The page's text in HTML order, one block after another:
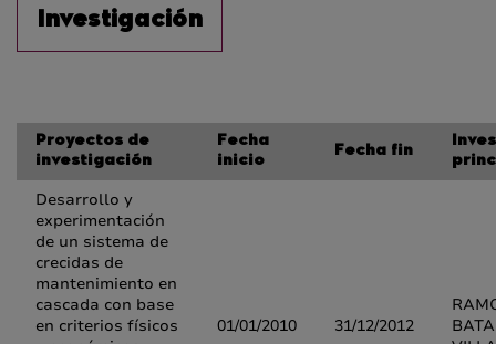
Investigación
Proyectos de
investigación
Fecha
inicio
Fecha fin
Desarrollo y
experimentación
de un sistema de
crecidas de
mantenimiento en
cascada con base
en criterios físicos
01/01/2010 31/12/2012